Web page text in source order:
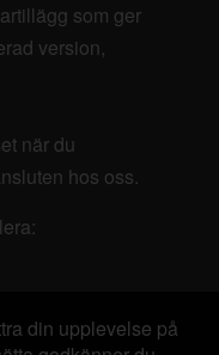
som ger
version,
när du
hos oss.
din upplevelse på